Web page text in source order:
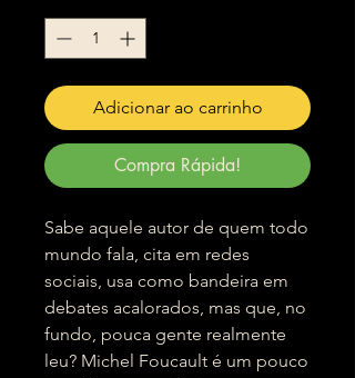
Adicionar ao carrinho
Compra Rápida!
Sabe aquele autor de quem todo
mundo fala, cita em redes
sociais, usa como bandeira em
debates acalorados, mas que, no
fundo, pouca gente realmente
leu? Michel Foucault é um pouco